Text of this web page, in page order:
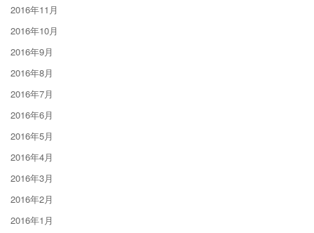
2016年11月
2016年10月
2016年9月
2016年8月
2016年7月
2016年6月
2016年5月
2016年4月
2016年3月
2016年2月
2016年1月